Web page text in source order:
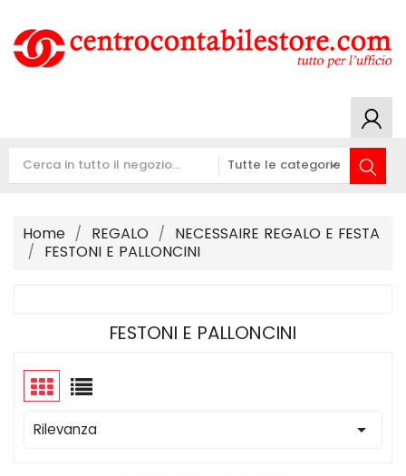
Home REGALO
NECESSAIRE REGALO E FESTA
FESTONI E PALLONCINI
FESTONI E PALLONCINI
Rilevanza 